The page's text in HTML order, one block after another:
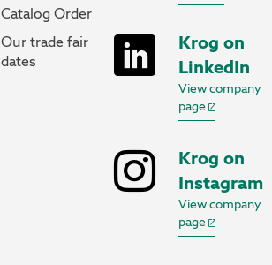
Catalog Order
Our trade fair
dates
Krog on
LinkedIn
View company
page
Krog on
Instagram
View company
page